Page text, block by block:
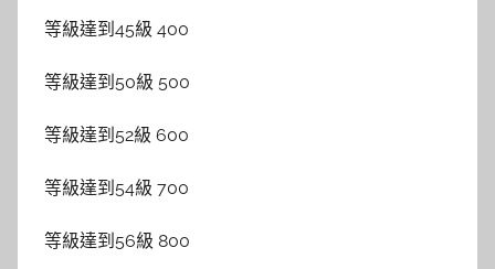
等級達到45級 400
等級達到50級 500
等級達到52級 600
等級達到54級 700
等級達到56級 800